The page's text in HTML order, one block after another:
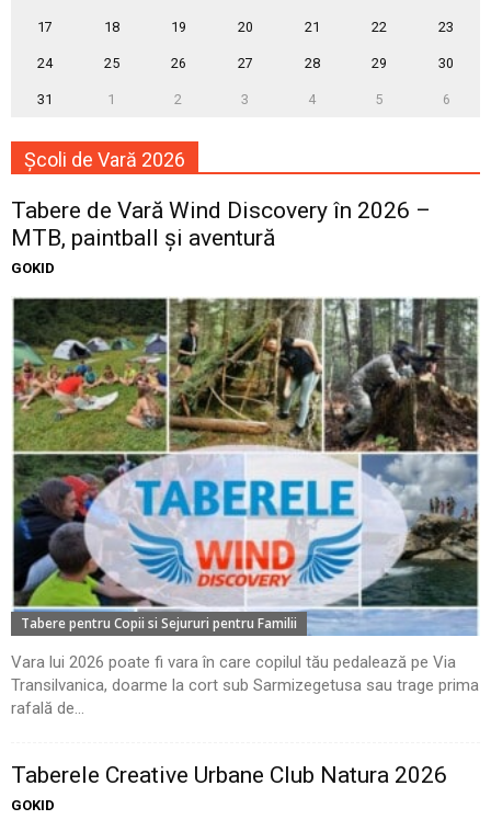
17 18 19 20 21 22 23
24 25 26 27 28 29 30
31 1 2 3 4 5 6
Școli de Vară 2026
Tabere de Vară Wind Discovery în 2026 –
MTB, paintball și aventură
GOKID
Tabere pentru Copii si Sejururi pentru Familii
Vara lui 2026 poate fi vara în care copilul tău pedalează pe Via
Transilvanica, doarme la cort sub Sarmizegetusa sau trage prima
rafală de...
Taberele Creative Urbane Club Natura 2026
GOKID